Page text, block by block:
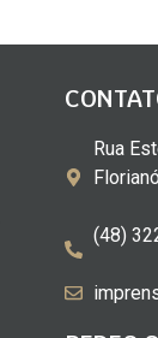
Rua
(48)